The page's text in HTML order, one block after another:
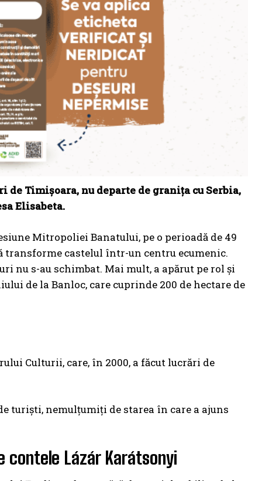
Timişoara, nu departe de graniţa cu Serbia,
Elisabeta.
Mitropoliei Banatului, pe o perioadă de 49
transforme castelul într-un centru ecumenic.
nu s-au schimbat. Mai mult, a apărut pe rol şi
de la Banloc, care cuprinde 200 de hectare de
Culturii, care, în 2000, a făcut lucrări de
turişti, nemulțumiți de starea în care a ajuns
contele Lázár Karátsonyi